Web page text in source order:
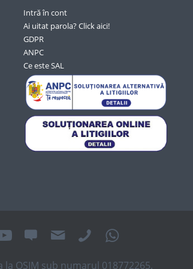
Intră în cont
Ai uitat parola? Click aici!
GDPR
ANPC
Ce este SAL
OSIM sub numarul 018772265.